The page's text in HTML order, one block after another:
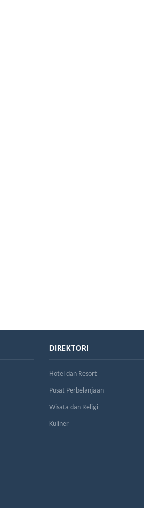
DIREKTORI
Hotel dan Resort
Pusat Perbelanjaan
Wisata dan Religi
Kuliner